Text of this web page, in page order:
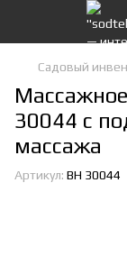
Садовый
30044 с
массажа
Артикул: BH 30044